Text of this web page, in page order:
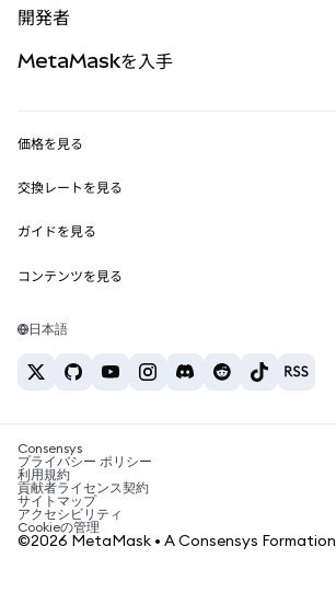
パーペチュアル
RWA
開発者
MetaMask Connect
Snaps
Web3サービス
MetaMaskを入手
セキュリティ
サポート
キャリア
お問い合わせ
価格を見る
イーサリアムの価格
Solanaの価格
Tetherの価格
交換レートを見る
ETH→USD
USDT→INR
BTC→INR
ETH→USDT
ガイドを見る
ETHの購入
USDTの購入
SHIBの購入
BNBの購入
コンテンツを見る
Solanaウォレット
税制関連ニュース
暗号資産の購入方法は？
ビットコインを売るには？
日本語
Consensys
プライバシー ポリシー
利用規約
貢献者ライセンス契約
サイトマップ
アクセシビリティ
Cookieの管理
©2026 MetaMask • A Consensys Formation